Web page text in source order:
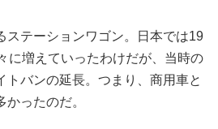
ステーションワゴン。日本では19
に増えていったわけだが、当時の
トバンの延長。つまり、商用車と
ったのだ。